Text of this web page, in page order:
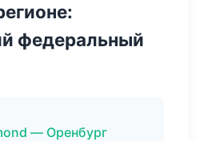
федеральный
— Оренбург